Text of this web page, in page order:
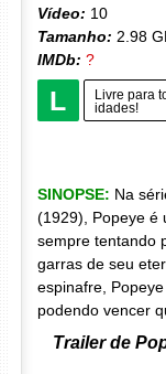
Vídeo: 10
Tamanho: 2.98
IMDb: ?
L
Livre para
idades!
SINOPSE: Na
(1929), Popeye é
sempre tentando
garras de seu
espinafre,
podendo vencer
Trailer de